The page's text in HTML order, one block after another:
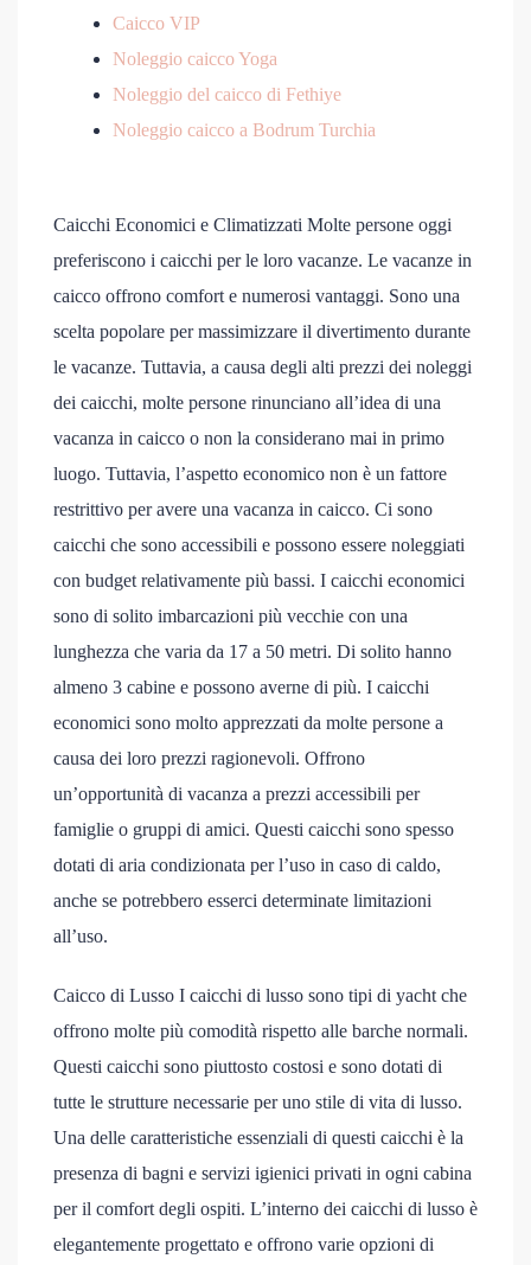
Caicco VIP
Noleggio caicco Yoga
Noleggio del caicco di Fethiye
Noleggio caicco a Bodrum Turchia
Caicchi Economici e Climatizzati Molte persone oggi
preferiscono i caicchi per le loro vacanze. Le vacanze in
caicco offrono comfort e numerosi vantaggi. Sono una
scelta popolare per massimizzare il divertimento durante
le vacanze. Tuttavia, a causa degli alti prezzi dei noleggi
dei caicchi, molte persone rinunciano all’idea di una
vacanza in caicco o non la considerano mai in primo
luogo. Tuttavia, l’aspetto economico non è un fattore
restrittivo per avere una vacanza in caicco. Ci sono
caicchi che sono accessibili e possono essere noleggiati
con budget relativamente più bassi. I caicchi economici
sono di solito imbarcazioni più vecchie con una
lunghezza che varia da 17 a 50 metri. Di solito hanno
almeno 3 cabine e possono averne di più. I caicchi
economici sono molto apprezzati da molte persone a
causa dei loro prezzi ragionevoli. Offrono
un’opportunità di vacanza a prezzi accessibili per
famiglie o gruppi di amici. Questi caicchi sono spesso
dotati di aria condizionata per l’uso in caso di caldo,
anche se potrebbero esserci determinate limitazioni
all’uso.
Caicco di Lusso I caicchi di lusso sono tipi di yacht che
offrono molte più comodità rispetto alle barche normali.
Questi caicchi sono piuttosto costosi e sono dotati di
tutte le strutture necessarie per uno stile di vita di lusso.
Una delle caratteristiche essenziali di questi caicchi è la
presenza di bagni e servizi igienici privati in ogni cabina
per il comfort degli ospiti. L’interno dei caicchi di lusso è
elegantemente progettato e offrono varie opzioni di